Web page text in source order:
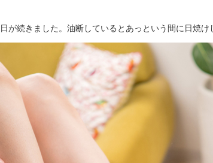
が続きました。油断しているとあっという間に日焼